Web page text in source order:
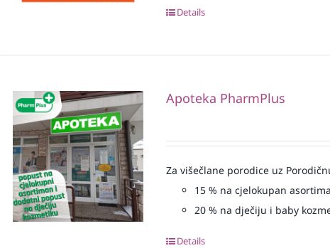
Details
Apoteka PharmPlus
Za višečlane porodice uz
15 % na cjelokupan
20 % na dječiju i baby
Details